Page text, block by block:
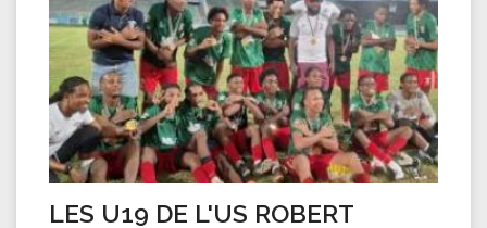
LES U19 DE L'US ROBERT